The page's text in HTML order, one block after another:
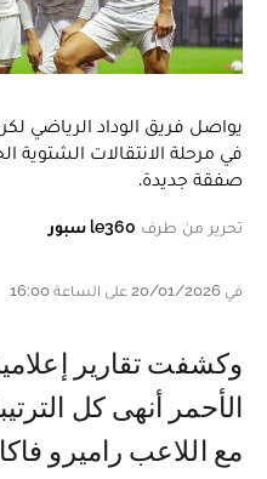
يواصل فريق الوداد الرياضي
في مرحلة الانتقالات
صفقة جديدة.
تحرير من طرف le360 سبور
في 20/01/2026 على الساعة 16:00
وكشفت تقارير إعلامية بوليفية، أن النادي
الأحمر أنهى كل
مع اللاعب راميرو